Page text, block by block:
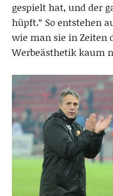
gespielt hat, und der
hüpft.“ So entstehen
wie man sie in Zeiten
Werbeästhetik kaum